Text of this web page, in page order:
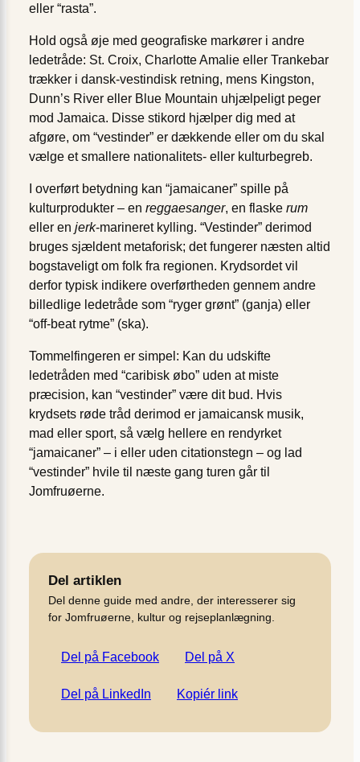
eller “rasta”.
Hold også øje med geografiske markører i andre
ledetråde: St. Croix, Charlotte Amalie eller Trankebar
trækker i dansk-vestindisk retning, mens Kingston,
Dunn’s River eller Blue Mountain uhjælpeligt peger
mod Jamaica. Disse stikord hjælper dig med at
afgøre, om “vestinder” er dækkende eller om du skal
vælge et smallere nationalitets- eller kulturbegreb.
I overført betydning kan “jamaicaner” spille på
kulturprodukter – en reggaesanger, en flaske rum
eller en jerk-marineret kylling. “Vestinder” derimod
bruges sjældent metaforisk; det fungerer næsten altid
bogstaveligt om folk fra regionen. Krydsordet vil
derfor typisk indikere overførtheden gennem andre
billedlige ledetråde som “ryger grønt” (ganja) eller
“off-beat rytme” (ska).
Tommel­fingeren er simpel: Kan du udskifte
ledetråden med “caribisk øbo” uden at miste
præcision, kan “vestinder” være dit bud. Hvis
krydsets røde tråd derimod er jamaicansk musik,
mad eller sport, så vælg hellere en rendyrket
“jamaicaner” – i eller uden citationstegn – og lad
“vestinder” hvile til næste gang turen går til
Jomfruøerne.
Del artiklen
Del denne guide med andre, der interesserer sig
for Jomfruøerne, kultur og rejseplanlægning.
Del på Facebook Del på X
Del på LinkedIn Kopiér link